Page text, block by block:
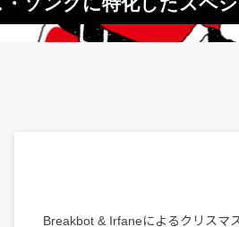
Breakbot & Irfaneによるクリスマ